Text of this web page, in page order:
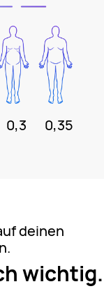
0,3 0,35
deinen
wichtig.